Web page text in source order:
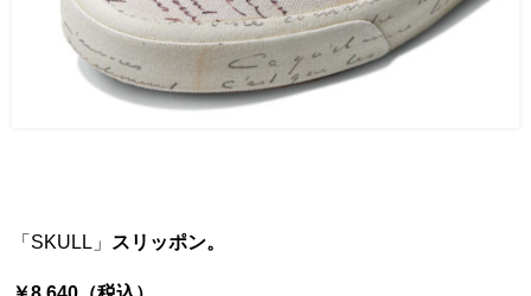
「SKULL」 スリッポン。
￥8,640（税込）